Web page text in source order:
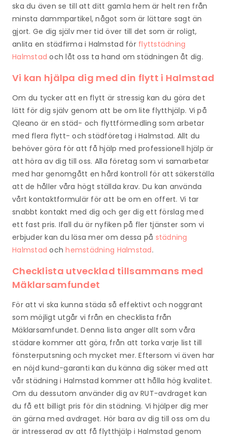
ska du även se till att ditt gamla hem är helt ren från
minsta dammpartikel, något som är lättare sagt än
gjort. Ge dig själv mer tid över till det som är roligt,
anlita en städfirma i Halmstad för flyttstädning
Halmstad och låt oss ta hand om städningen åt dig.
Vi kan hjälpa dig med din flytt i Halmstad
Om du tycker att en flytt är stressig kan du göra det
lätt för dig själv genom att be om lite flytthjälp. Vi på
Qleano är en städ- och flyttförmedling som arbetar
med flera flytt- och städföretag i Halmstad. Allt du
behöver göra för att få hjälp med professionell hjälp är
att höra av dig till oss. Alla företag som vi samarbetar
med har genomgått en hård kontroll för att säkerställa
att de håller våra högt ställda krav. Du kan använda
vårt kontaktformulär för att be om en offert. Vi tar
snabbt kontakt med dig och ger dig ett förslag med
ett fast pris. Ifall du är nyfiken på fler tjänster som vi
erbjuder kan du läsa mer om dessa på städning
Halmstad ochhemstädning Halmstad.
Checklista utvecklad tillsammans med
Mäklarsamfundet
För att vi ska kunna städa så effektivt och noggrant
som möjligt utgår vi från en checklista från
Mäklarsamfundet. Denna lista anger allt som våra
städare kommer att göra, från att torka varje list till
fönsterputsning och mycket mer. Eftersom vi även har
en nöjd kund-garanti kan du känna dig säker med att
vår städning i Halmstad kommer att hålla hög kvalitet.
Om du dessutom använder dig av RUT-avdraget kan
du få ett billigt pris för din städning. Vi hjälper dig mer
än gärna med avdraget. Hör bara av dig till oss om du
är intresserad av att få flytthjälp i Halmstad genom